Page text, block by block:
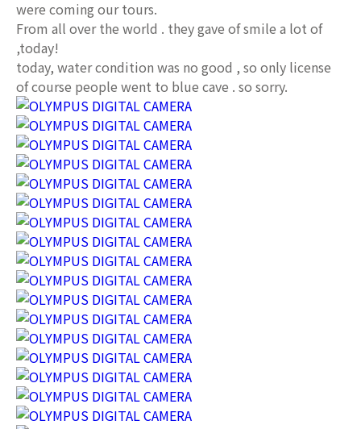
were coming our tours.
From all over the world . they gave of smile a lot of
,today!
today, water condition was no good , so only license
of course people went to blue cave . so sorry.